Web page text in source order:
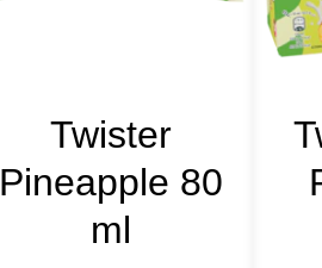
Twister
Pineapple 80
ml